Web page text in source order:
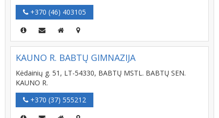
+370 (46) 403105
KAUNO R. BABTŲ GIMNAZIJA
Kėdainių g. 51, LT-54330, BABTŲ MSTL. BABTŲ SEN.
KAUNO R.
+370 (37) 555212